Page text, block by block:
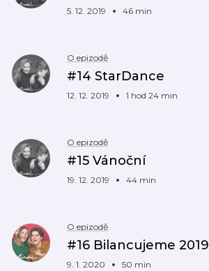
5. 12. 2019 46 min
O epizodě
#14 StarDance
12. 12. 2019 1 hod 24 min
O epizodě
#15 Vánoční
19. 12. 2019 44 min
O epizodě
#16 Bilancujeme 2019
9. 1. 2020 50 min